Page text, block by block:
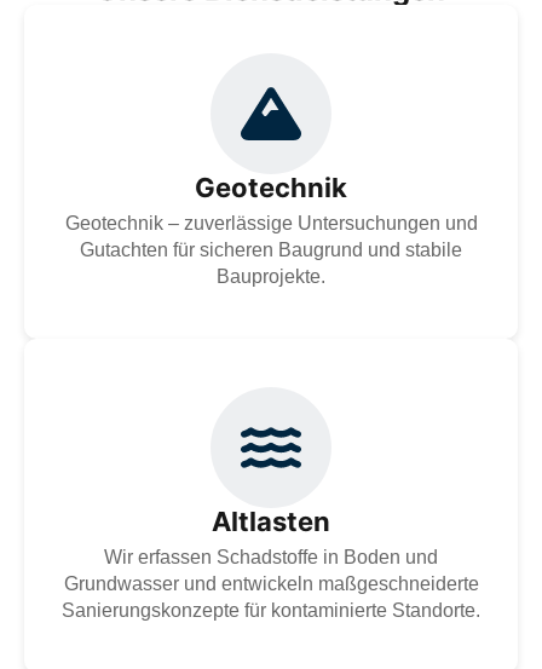
Geotechnik
Geotechnik – zuverlässige Untersuchungen und
Gutachten für sicheren Baugrund und stabile
Bauprojekte.
Der Baugrund ist die Grundlage jedes Gebäudes.
Unbekannte Boden- und Grundwasserverhältnisse
können zu Baustopps, Mehrkosten oder Schäden
Hinblick auf Versickerung und Geothermie.
Zur Dienstleistung
Altlasten
Wir erfassen Schadstoffe in Boden und
Grundwasser und entwickeln maßgeschneiderte
Sanierungskonzepte für kontaminierte Standorte.
Grundwasser vorhanden sind, und entwickeln
maßgeschneiderte Konzepte für die Sanierung
Baureifmachung.
Zur Dienstleistung